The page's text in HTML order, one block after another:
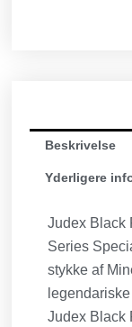
Beskrivelse
Yderligere
Judex Black
Series
stykke af
Judex Black